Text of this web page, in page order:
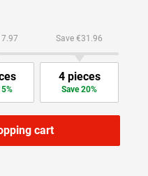
Save €31.96
4 pieces
Save 20%
cart